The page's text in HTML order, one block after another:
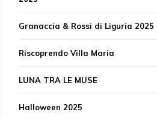
Granaccia & Rossi di Liguria 2025
Riscoprendo Villa Maria
LUNA TRA LE MUSE
Halloween 2025